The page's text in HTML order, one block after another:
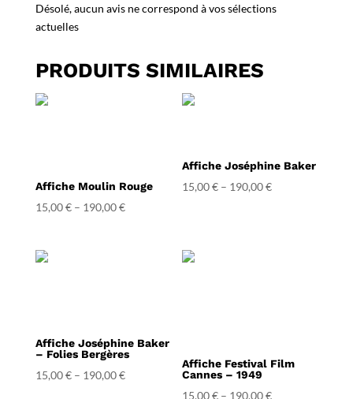
Désolé, aucun avis ne correspond à vos sélections
actuelles
PRODUITS SIMILAIRES
Affiche Moulin Rouge
15,00€– 190,00€
Affiche Joséphine Baker
15,00€ – 190,00€
Affiche Joséphine Baker
– Folies Bergères
15,00€– 190,00€
Affiche Festival Film
Cannes – 1949
15,00€ – 190,00€